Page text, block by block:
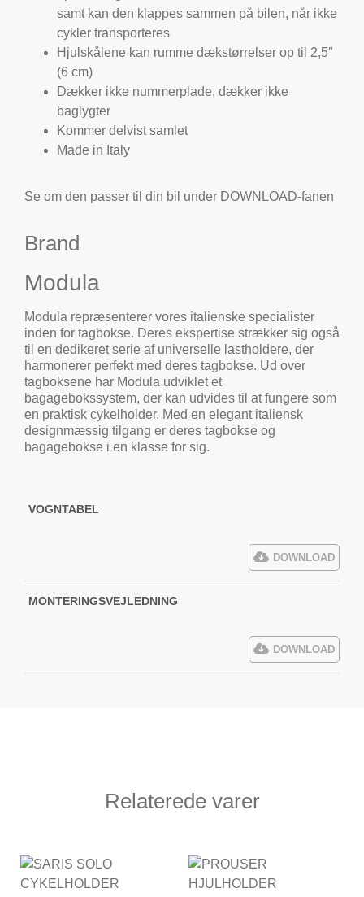
samt kan den klappes sammen på bilen, når ikke
cykler transporteres
Hjulskålene kan rumme dækstørrelser op til 2,5″
(6 cm)
Dækker ikke nummerplade, dækker ikke
baglygter
Kommer delvist samlet
Made in Italy
Se om den passer til din bil under DOWNLOAD-fanen
Brand
Modula
Modula repræsenterer vores italienske specialister
inden for tagbokse. Deres ekspertise strækker sig også
til en dedikeret serie af universelle lastholdere, der
harmonerer perfekt med deres tagbokse. Ud over
tagboksene har Modula udviklet et
bagagebokssystem, der kan udvides til at fungere som
en praktisk cykelholder. Med en elegant italiensk
designmæssig tilgang er deres tagbokse og
bagagebokse i en klasse for sig.
VOGNTABEL
DOWNLOAD
MONTERINGSVEJLEDNING
DOWNLOAD
Relaterede varer